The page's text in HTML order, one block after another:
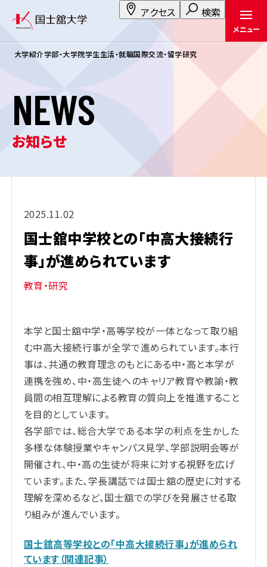
アクセス 検索
メニュー
大学紹介学部・大学院学生生活・就職国際交流・留学研究
NEWS
お知らせ
2025.11.02
国士舘中学校との「中高大接続行
事」が進められています
教育・研究
本学と国士舘中学・高等学校が一体となって取り組
む中高大接続行事が全学で進められています。本行
事は、共通の教育理念のもとにある中・高と本学が
連携を強め、中・高生徒へのキャリア教育や教諭・教
員間の相互理解による教育の質向上を推進すること
を目的としています。
各学部では、総合大学である本学の利点を生かした
多様な体験授業やキャンパス見学、学部説明会等が
開催され、中・高の生徒が将来に対する視野を広げ
ています。また、学長講話では国士舘の歴史に対する
理解を深めるなど、国士舘での学びを発展させる取
り組みが進んでいます。
国士舘高等学校との「中高大接続行事」が進められ
ています（関連記事）